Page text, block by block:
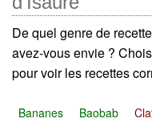
De quel genre de
avez-vous envie ?
pour voir les recettes
Bananes Baobab